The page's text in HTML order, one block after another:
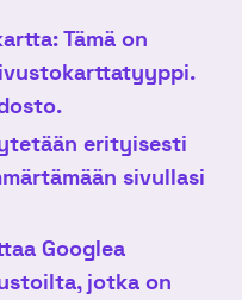
Tämä on
erityisesti
sivullasi
Googlea
jotka on